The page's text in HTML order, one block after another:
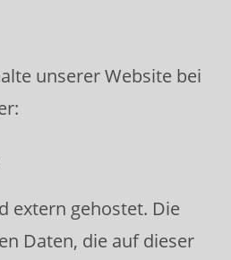
unserer Website bei
extern gehostet. Die
Daten, die auf dieser